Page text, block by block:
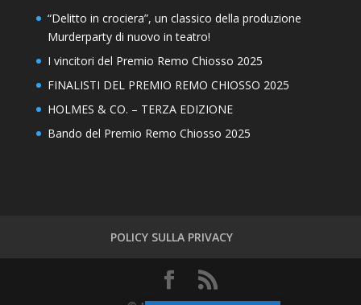
“Delitto in crociera”, un classico della produzione
Murderparty di nuovo in teatro!
I vincitori del Premio Remo Chiosso 2025
FINALISTI DEL PREMIO REMO CHIOSSO 2025
HOLMES & CO. – TERZA EDIZIONE
Bando del Premio Remo Chiosso 2025
POLICY SULLA PRIVACY